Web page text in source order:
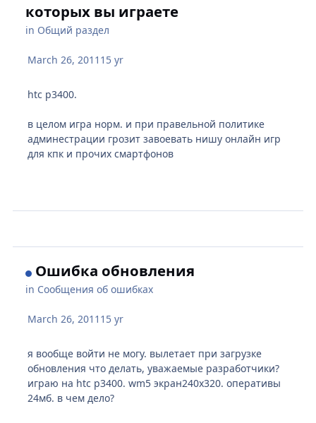
которых вы играете
in Общий раздел
March 26, 2011 15 yr
htc p3400.
в целом игра норм. и при правельной политике
админестрации грозит завоевать нишу онлайн игр
для кпк и прочих смартфонов
Ошибка обновления
in Сообщения об ошибках
March 26, 2011 15 yr
я вообще войти не могу. вылетает при загрузке
обновления что делать, уважаемые разработчики?
играю на htc p3400. wm5 экран240x320. оперативы
24мб. в чем дело?